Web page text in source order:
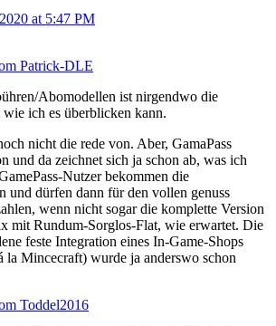
at 5:47 PM
Patrick-DLE
Abomodellen ist nirgendwo die
wie ich es überblicken kann.
nicht die rede von. Aber, GamaPass
und da zeichnet sich ja schon ab, was ich
Nutzer bekommen die
und dürfen dann für den vollen genuss
wenn nicht sogar die komplette Version
mit Rundum-Sorglos-Flat, wie erwartet. Die
feste Integration eines In-Game-Shops
la Mincecraft) wurde ja anderswo schon
Toddel2016